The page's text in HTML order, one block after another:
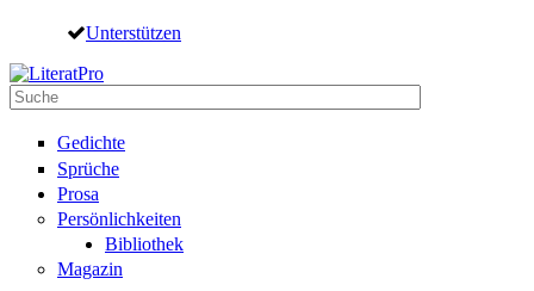
Direkt zum Inhalt
Unterstützen
Suche
Gedichte
Sprüche
Prosa
Persönlichkeiten
Bibliothek
Magazin